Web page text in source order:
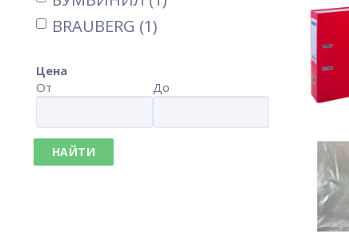
BRAUBERG (1)
Цена
От
До
НАЙТИ